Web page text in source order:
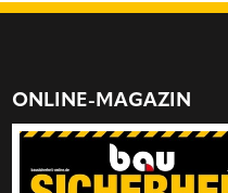
ONLINE-MAGAZIN